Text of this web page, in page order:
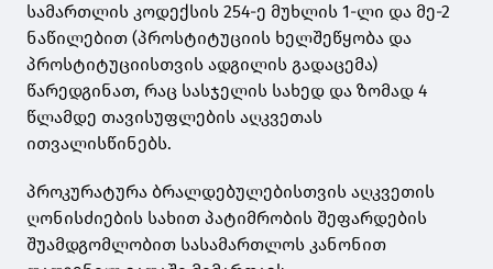
სამართლის კოდექსის 254-ე მუხლის 1-ლი და მე-2
ნაწილებით (პროსტიტუციის ხელშეწყობა და
პროსტიტუციისთვის ადგილის გადაცემა)
წარედგინათ, რაც სასჯელის სახედ და ზომად 4
წლამდე თავისუფლების აღკვეთას
ითვალისწინებს.
პროკურატურა ბრალდებულებისთვის აღკვეთის
ღონისძიების სახით პატიმრობის შეფარდების
შუამდგომლობით სასამართლოს კანონით